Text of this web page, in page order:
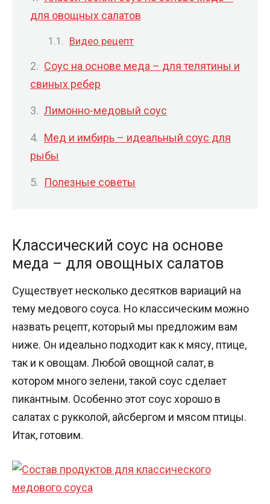
для овощных салатов
Видео рецепт
Соус на основе меда – для телятины и
свиных ребер
Лимонно-медовый соус
Мед и имбирь – идеальный соус для
рыбы
Полезные советы
Классический соус на основе
меда – для овощных салатов
Существует несколько десятков вариаций на
тему медового соуса. Но классическим можно
назвать рецепт, который мы предложим вам
ниже. Он идеально подходит как к мясу, птице,
так и к овощам. Любой овощной салат, в
котором много зелени, такой соус сделает
пикантным. Особенно этот соус хорошо в
салатах с рукколой, айсбергом и мясом птицы.
Итак, готовим.